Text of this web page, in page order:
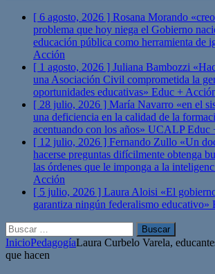
[ 6 agosto, 2026 ] Rosana Morando
problema que hoy niega el Gobierno
educación pública como herramienta de
Acción
[ 1 agosto, 2026 ] Juliana Bambozzi
una Asociación Civil comprometida la
oportunidades educativas» Educ +
[ 28 julio, 2026 ] María Navarro «en el
una deficiencia en la calidad de la
acentuando con los años» UCALPEduc
[ 12 julio, 2026 ] Fernando Zullo «Un
hacerse preguntas difícilmente obtenga
las órdenes que le imponga a la
Acción
[ 5 julio, 2026 ] Laura Aloisi «El
garantiza ningún federalismo educativo»
Buscar:
InicioPedagogíaLaura Curbelo Varela,
que hacen